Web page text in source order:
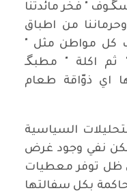
" فخر مائدتنا
من اطباق
كل مواطن مثل "
ثم اكلة " مطبگـ
اي ذوّاقة طعام
السياسية
نفي وجود غرض
ظل توفر معطيات
بكل سفالتها